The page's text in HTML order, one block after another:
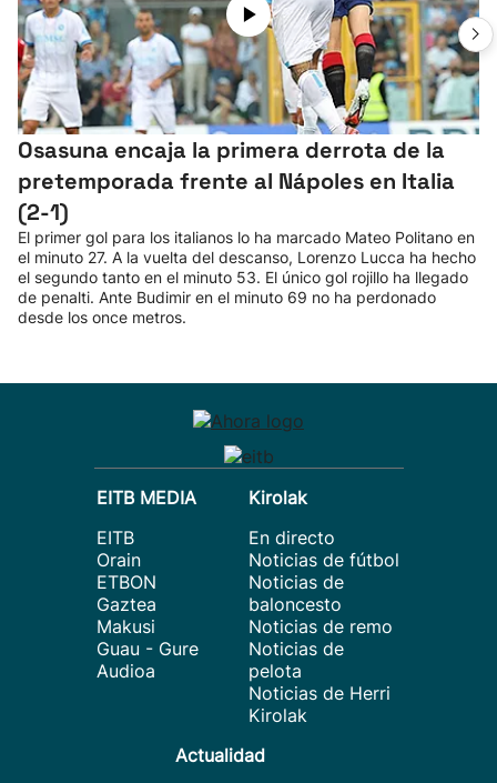
Osasuna encaja la primera derrota de la
pretemporada frente al Nápoles en Italia
(2-1)
El primer gol para los italianos lo ha marcado Mateo Politano en
el minuto 27. A la vuelta del descanso, Lorenzo Lucca ha hecho
el segundo tanto en el minuto 53. El único gol rojillo ha llegado
de penalti. Ante Budimir en el minuto 69 no ha perdonado
desde los once metros.
EITB MEDIA
EITB
Orain
ETBON
Gaztea
Makusi
Guau - Gure
Audioa
Kirolak
En directo
Noticias de fútbol
Noticias de
baloncesto
Noticias de remo
Noticias de
pelota
Noticias de Herri
Kirolak
Actualidad